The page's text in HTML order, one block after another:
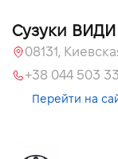
Сузуки ВИДИ
+38 044 503
Перейти на